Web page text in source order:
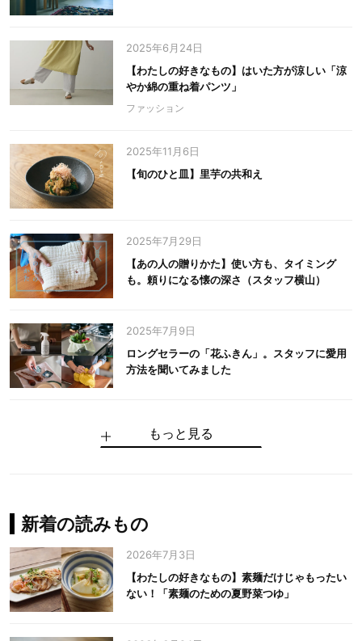
2025年6月24日
【わたしの好きなもの】はいた方が涼しい「涼
やか綿の重ね着パンツ」
ファッション
2025年11月6日
【旬のひと皿】里芋の共和え
2025年7月29日
【あの人の贈りかた】使い方も、タイミング
も。頼りになる懐の深さ（スタッフ横山）
2025年7月9日
ロングセラーの「花ふきん」。スタッフに愛用
方法を聞いてみました
手仕事だからできる“いいもの”を作り続ける。
麻の老舗が届けたい、麻の魅力をのせた衣「中
中川政七商店の謎を解く、6つの問いと1つの答
100年先の日本に工芸があるように。中川政七
中川政七商店スタッフが綴る「今日も、土鍋ま
【わたしの好きなもの】素麺だけじゃもったい
もっと見る
新着の読みもの
2026年7月3日
【わたしの好きなもの】素麺だけじゃもったい
ない！「素麺のための夏野菜つゆ」